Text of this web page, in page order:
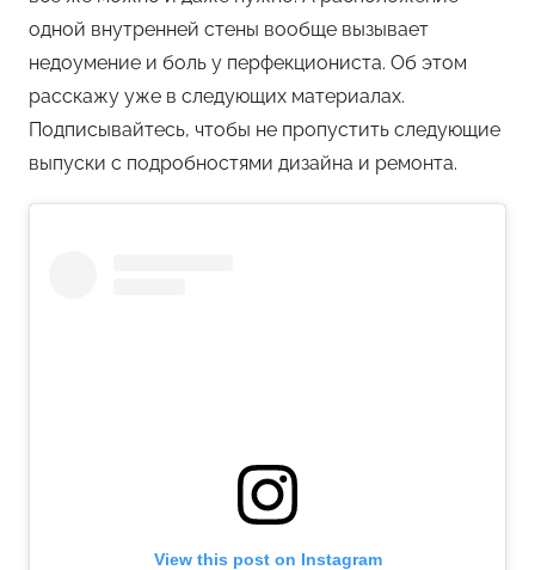
одной внутренней стены вообще вызывает
недоумение и боль у перфекциониста. Об этом
расскажу уже в следующих материалах.
Подписывайтесь, чтобы не пропустить следующие
выпуски с подробностями дизайна и ремонта.
View this post on Instagram